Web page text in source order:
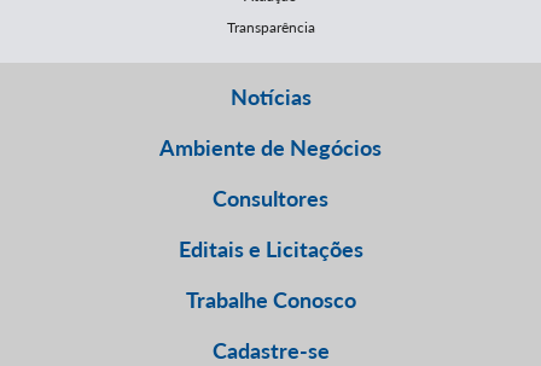
Transparência
Notícias
Ambiente de Negócios
Consultores
Editais e Licitações
Trabalhe Conosco
Cadastre-se